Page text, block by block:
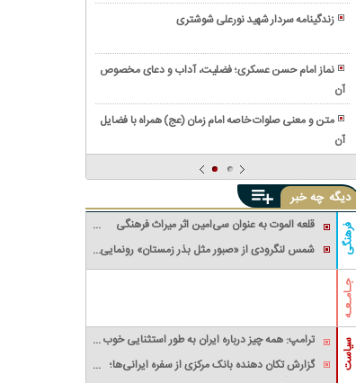
زندگینامه سردار شهید نورعلی شوشتری
نماز امام حسن عسکری؛ فضلیت، آداب و دعای مخصوص
آن
متن و معنی صلوات خاصه امام زمان (عج) همراه با فضایل
آن
های
پیدا
دیگه چه خبر
فرهنگی
قلعه الموت به عنوان سی‌امین اثر میراث‌ فرهنگی
ملموس ایران، ثبت جهانی شد
شمس لنگرودی از «صبور مثل بذر زمستان» رونمایی
کرد
جـامـعـه
سیاست
ترامپ: همه چیز درباره ایران به طور استثنایی خوب
پیش می‌رود
گزارش تکان‌ دهنده بانک مرکزی از سفره ایرانی‌ها؛